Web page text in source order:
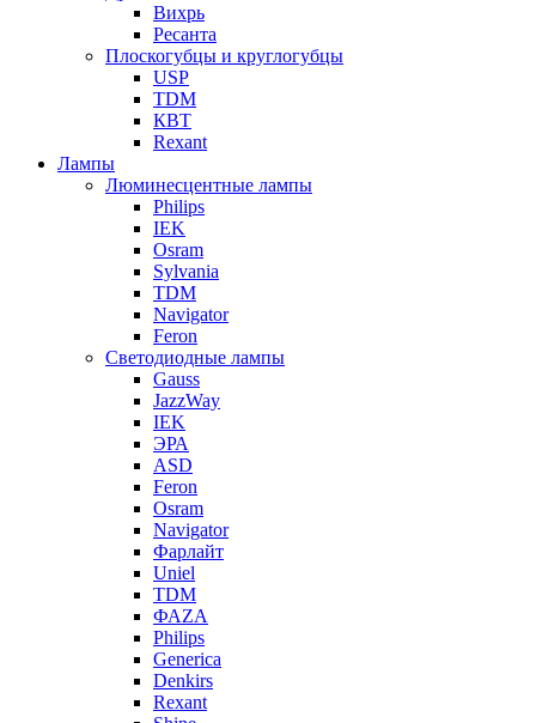
Вихрь
Ресанта
Плоскогубцы и круглогубцы
USP
TDM
КВТ
Rexant
Лампы
Люминесцентные лампы
Philips
IEK
Osram
Sylvania
TDM
Navigator
Feron
Светодиодные лампы
Gauss
JazzWay
IEK
ЭРА
ASD
Feron
Osram
Navigator
Фарлайт
Uniel
TDM
ФАZА
Philips
Generica
Denkirs
Rexant